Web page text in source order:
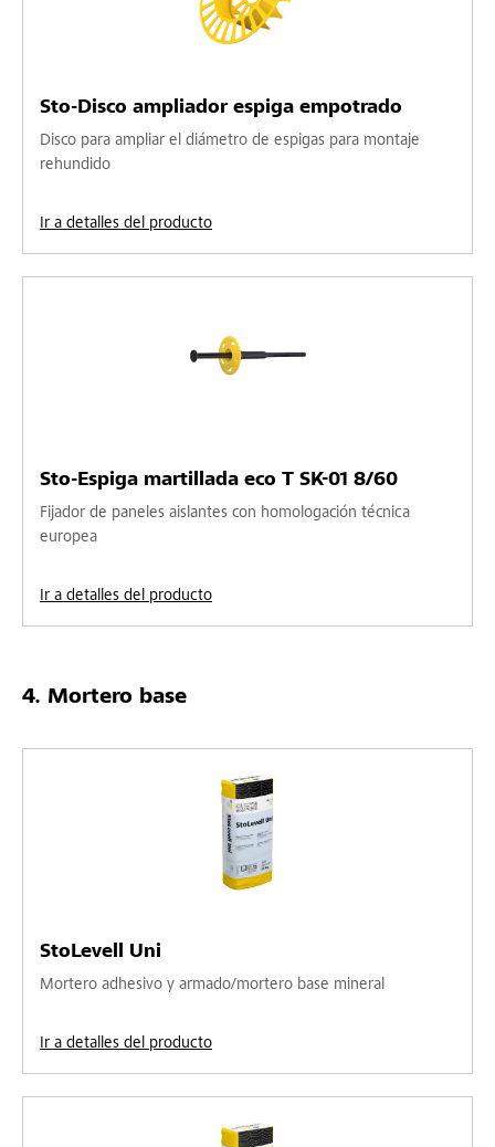
Sto-Disco ampliador espiga empotrado
Disco para ampliar el diámetro de espigas para montaje
rehundido
Ir a detalles del producto
Sto-Espiga martillada eco T SK-01 8/60
Fijador de paneles aislantes con homologación técnica
europea
Ir a detalles del producto
Mortero base
StoLevell Uni
Mortero adhesivo y armado/mortero base mineral
Ir a detalles del producto